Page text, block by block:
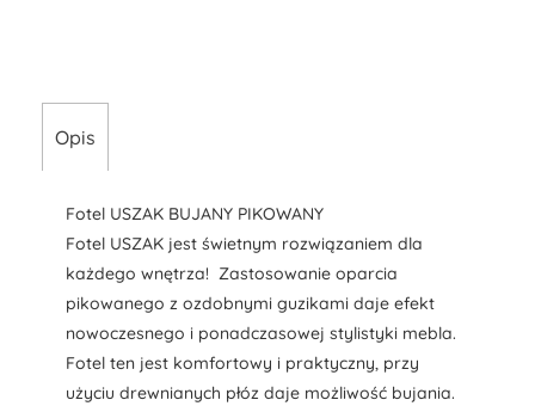
Opis
Fotel USZAK BUJANY PIKOWANY
Fotel USZAK jest świetnym rozwiązaniem dla
każdego wnętrza! Zastosowanie oparcia
pikowanego z ozdobnymi guzikami daje efekt
nowoczesnego i ponadczasowej stylistyki mebla.
Fotel ten jest komfortowy i praktyczny, przy
użyciu drewnianych płóz daje możliwość bujania.